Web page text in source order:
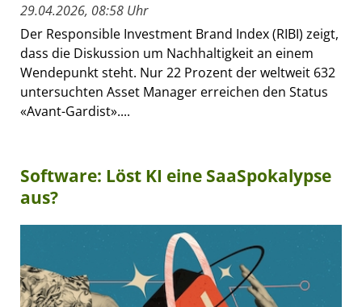
29.04.2026, 08:58 Uhr
Der Responsible Investment Brand Index (RIBI) zeigt,
dass die Diskussion um Nachhaltigkeit an einem
Wendepunkt steht. Nur 22 Prozent der weltweit 632
untersuchten Asset Manager erreichen den Status
«Avant-Gardist»....
Software: Löst KI eine SaaSpokalypse
aus?